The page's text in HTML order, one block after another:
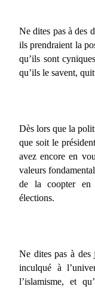
Ne dites pas à des
ils prendraient la
qu’ils sont
qu’ils le savent,
Dès lors que la
que soit le
avez encore en
valeurs
de la coopter en
élections.
Ne dites pas à des
inculqué à
l’islamisme, et